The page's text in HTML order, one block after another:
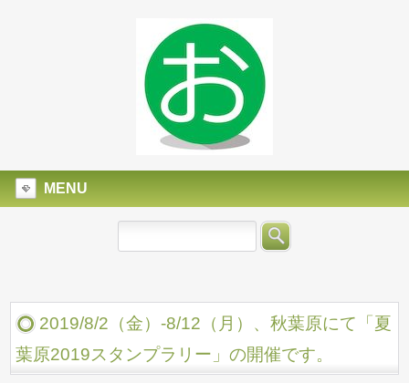
MENU
2019/8/2（金）-8/12（月）、秋葉原にて「夏
葉原2019スタンプラリー」の開催です。